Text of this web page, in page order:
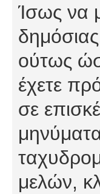
Ίσως να
ούτως
έχετε
σε
μελών,